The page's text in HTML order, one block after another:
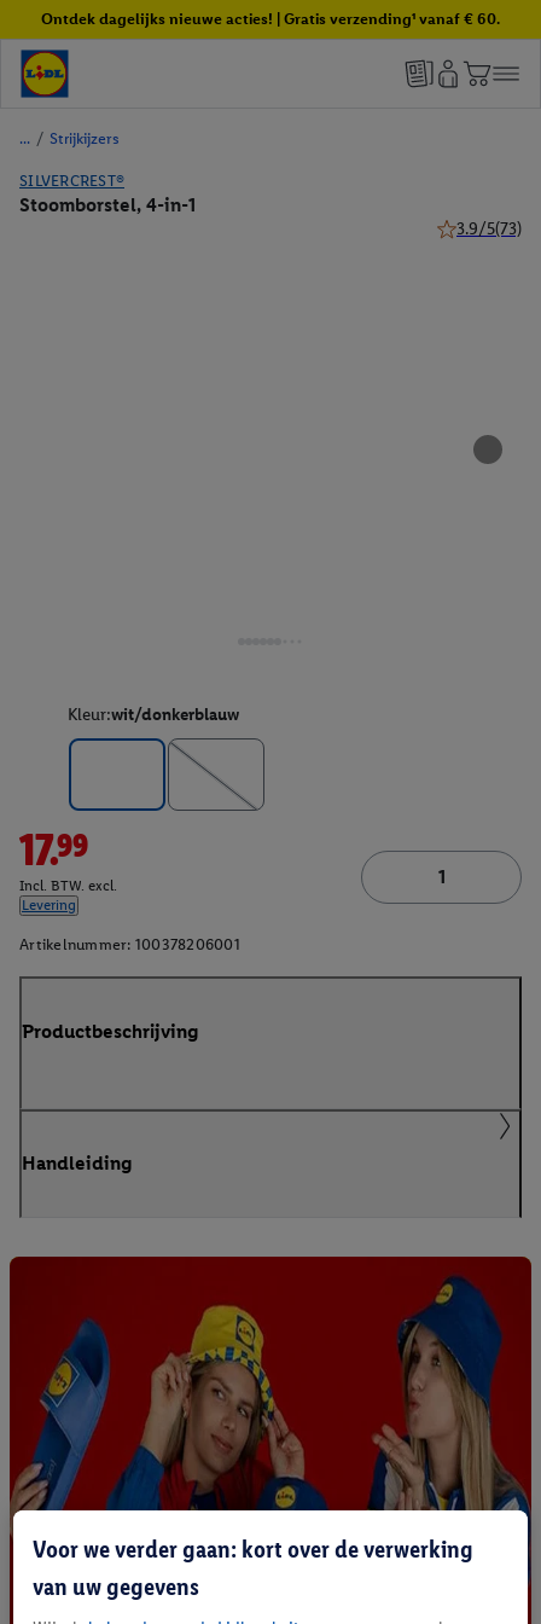
Ontdek dagelijks nieuwe acties! | Gratis verzending¹ vanaf € 60.
/ Strijkijzers
SILVERCREST®
Stoomborstel, 4-in-1
3.9/5(73)
Kleur:wit/donkerblauw
17.99
Incl. BTW. excl.
Levering
Artikelnummer: 100378206001
Productbeschrijving
Handleiding
Voor we verder gaan: kort over de verwerking
van uw gegevens